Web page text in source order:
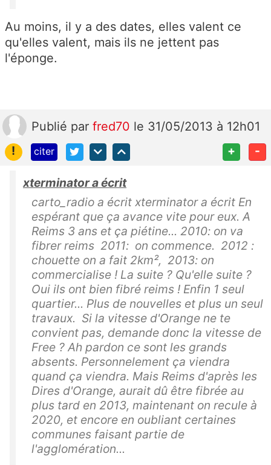
Au moins, il y a des dates, elles valent ce
qu'elles valent, mais ils ne jettent pas
l'éponge.
Publié par fred70 le 31/05/2013 à 12h01
!
citer + -
xterminator a écrit
carto_radio a écrit xterminator a écrit En
espérant que ça avance vite pour eux. A
Reims 3 ans et ça piétine... 2010: on va
fibrer reims 2011: on commence. 2012 :
chouette on a fait 2km², 2013: on
commercialise ! La suite ? Qu'elle suite ?
Oui ils ont bien fibré reims ! Enfin 1 seul
quartier... Plus de nouvelles et plus un seul
travaux. Si la vitesse d'Orange ne te
convient pas, demande donc la vitesse de
Free ? Ah pardon ce sont les grands
absents. Personnelement ça viendra
quand ça viendra. Mais Reims d'après les
Dires d'Orange, aurait dû être fibrée au
plus tard en 2013, maintenant on recule à
2020, et encore en oubliant certaines
communes faisant partie de
l'agglomération...